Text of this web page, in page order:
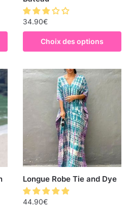
34.90€
Choix des options
Longue Robe Tie and Dye
44.90€